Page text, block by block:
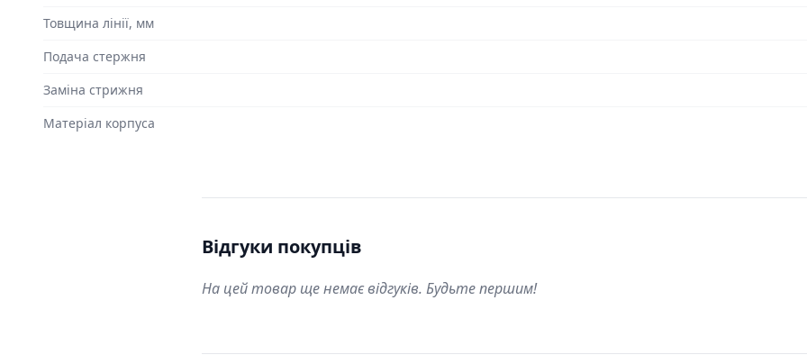
Товщина лінії, мм
Подача стержня
Заміна стрижня
Матеріал корпуса
Відгуки покупців
На цей товар ще немає відгуків. Будьте першим!